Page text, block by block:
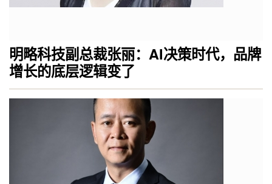
明略科技副总裁张丽：AI决策时代，品牌
增长的底层逻辑变了